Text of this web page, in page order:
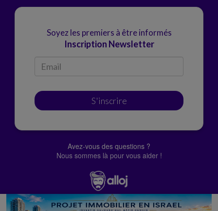
Soyez les premiers à être informés
Inscription Newsletter
S'inscrire
Avez-vous des questions ?
Nous sommes là pour vous aider !
© Alloj.2022 Tous droits réservés